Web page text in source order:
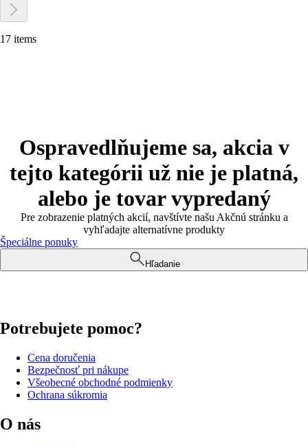
17 items
Ospravedlňujeme sa, akcia v
tejto kategórii už nie je platná,
alebo je tovar vypredaný
Pre zobrazenie platných akcií, navštívte našu Akčnú stránku a
vyhľadajte alternatívne produkty
Špeciálne ponuky
Hľadanie
Potrebujete pomoc?
Cena doručenia
Bezpečnosť pri nákupe
Všeobecné obchodné podmienky
Ochrana súkromia
O nás